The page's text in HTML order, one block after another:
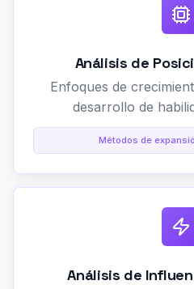
Análisis de
Enfoques de
desarrollo de
Métodos de
Análisis de